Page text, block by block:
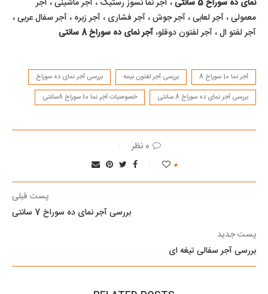
نمای ده سوراخ 5 سانتی
، آجر نما نسوز رستیک ، آجر ماشینی ، آجر
معمولی ، آجر لعابی ، آجر جوش ، آجر فشاری ، آجر زبره ، آجر سفال عربی ،
آجر لفتو ال ، آجر لفتون دوقلو، آجر نمای ده سوراخ 8 سانتی
آجر نما 10 سوراخ 8 بررسی آجر لفتون نیمه
بررسی آجر نمای ده سوراخ
بررسی آجر نمای ده سوراخ 8 سانتی
خصوصیات آجر نما 10 سوراخ 8سانتی
0 نظر
0
پست قبلی
بررسی آجر نمای ده سوراخ 7 سانتی
پست جدید
بررسی آجر سفالی تیغه ای